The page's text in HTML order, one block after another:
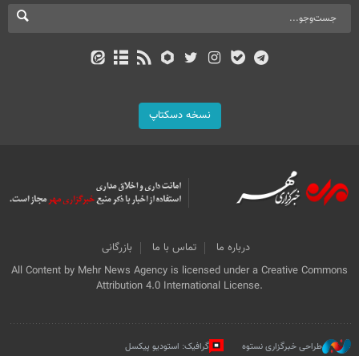
نسخه دسکتاپ
درباره ما تماس با ما
بازرگانی
All Content by Mehr News Agency is licensed under a Creative Commons
Attribution 4.0 International License.
طراحی خبرگزاری نستوه گرافیک: استودیو پیکسل